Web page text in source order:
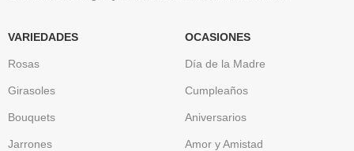
VARIEDADES
Rosas
Girasoles
Bouquets
Jarrones
OCASIONES
Día de la Madre
Cumpleaños
Aniversarios
Amor y Amistad